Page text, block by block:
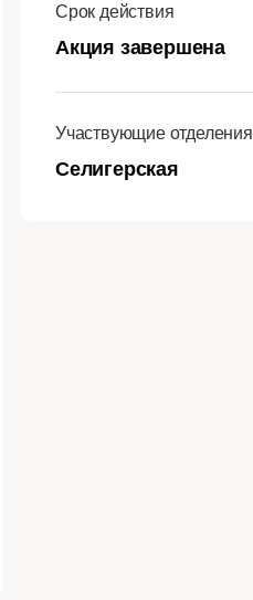
Срок действия
Акция завершена
Участвующие отделения
Селигерская